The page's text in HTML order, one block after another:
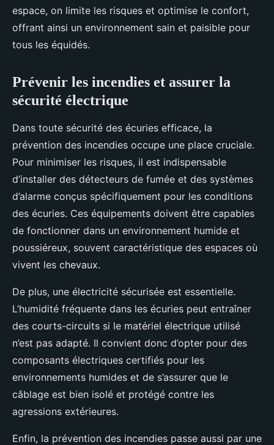
espace, on limite les risques et optimise le confort,
offrant ainsi un environnement sain et paisible pour
tous les équidés.
Prévenir les incendies et assurer la
sécurité électrique
Dans toute sécurité des écuries efficace, la
prévention des incendies occupe une place cruciale.
Pour minimiser les risques, il est indispensable
d’installer des détecteurs de fumée et des systèmes
d’alarme conçus spécifiquement pour les conditions
des écuries. Ces équipements doivent être capables
de fonctionner dans un environnement humide et
poussiéreux, souvent caractéristique des espaces où
vivent les chevaux.
De plus, une électricité sécurisée est essentielle.
L’humidité fréquente dans les écuries peut entraîner
des courts-circuits si le matériel électrique utilisé
n’est pas adapté. Il convient donc d’opter pour des
composants électriques certifiés pour les
environnements humides et de s’assurer que le
câblage est bien isolé et protégé contre les
agressions extérieures.
Enfin, la prévention des incendies passe aussi par une